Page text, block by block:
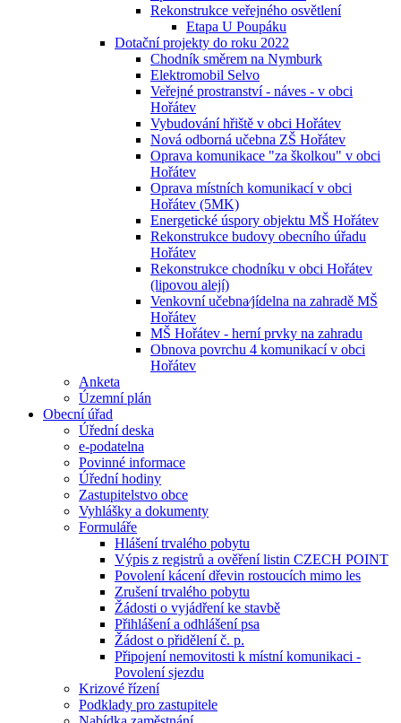
Rekonstrukce veřejného osvětlení
Etapa U Poupáku
Dotační projekty do roku 2022
Chodník směrem na Nymburk
Elektromobil Selvo
Veřejné prostranství - náves - v obci
Hořátev
Vybudování hřiště v obci Hořátev
Nová odborná učebna ZŠ Hořátev
Oprava komunikace "za školkou" v obci
Hořátev
Oprava místních komunikací v obci
Hořátev (5MK)
Energetické úspory objektu MŠ Hořátev
Rekonstrukce budovy obecního úřadu
Hořátev
Rekonstrukce chodníku v obci Hořátev
(lipovou alejí)
Venkovní učebna⁄jídelna na zahradě MŠ
Hořátev
MŠ Hořátev - herní prvky na zahradu
Obnova povrchu 4 komunikací v obci
Hořátev
Anketa
Územní plán
Obecní úřad
Úřední deska
e-podatelna
Povinné informace
Úřední hodiny
Zastupitelstvo obce
Vyhlášky a dokumenty
Formuláře
Hlášení trvalého pobytu
Výpis z registrů a ověření listin CZECH POINT
Povolení kácení dřevin rostoucích mimo les
Zrušení trvalého pobytu
Žádosti o vyjádření ke stavbě
Přihlášení a odhlášení psa
Žádost o přidělení č. p.
Připojení nemovitosti k místní komunikaci -
Povolení sjezdu
Krizové řízení
Podklady pro zastupitele